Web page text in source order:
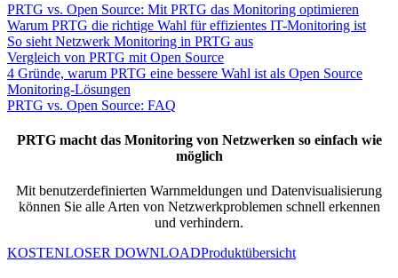
PRTG vs. Open Source: Mit PRTG das Monitoring optimieren
Warum PRTG die richtige Wahl für effizientes IT-Monitoring ist
So sieht Netzwerk Monitoring in PRTG aus
Vergleich von PRTG mit Open Source
4 Gründe, warum PRTG eine bessere Wahl ist als Open Source
Monitoring-Lösungen
PRTG vs. Open Source: FAQ
PRTG macht das Monitoring von Netzwerken so einfach wie
möglich
Mit benutzerdefinierten Warnmeldungen und Datenvisualisierung
können Sie alle Arten von Netzwerkproblemen schnell erkennen
und verhindern.
KOSTENLOSER DOWNLOADProduktübersicht